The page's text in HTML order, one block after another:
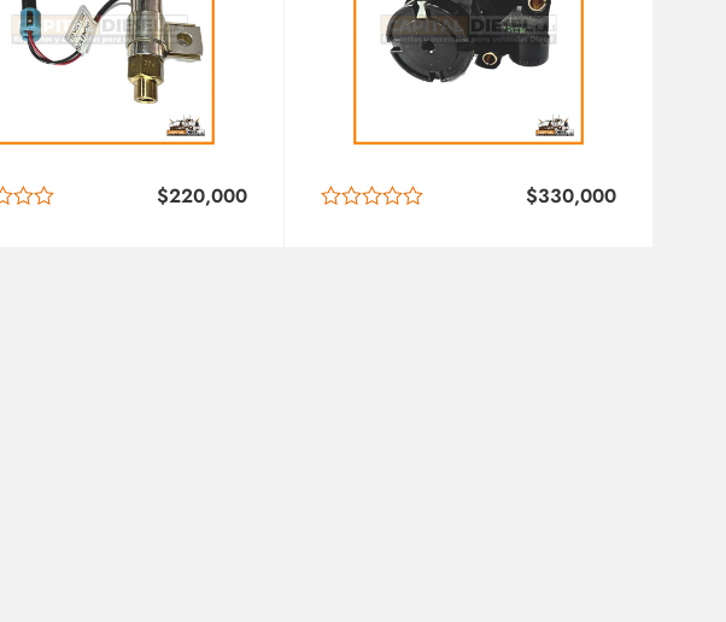
$220,000 $330,000